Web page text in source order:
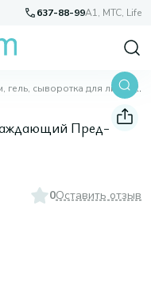
637-88-99A1, МТС, Life
гель, сыворотка для лица Neovadiol, 50 мл
Пред-
0Оставить отзыв